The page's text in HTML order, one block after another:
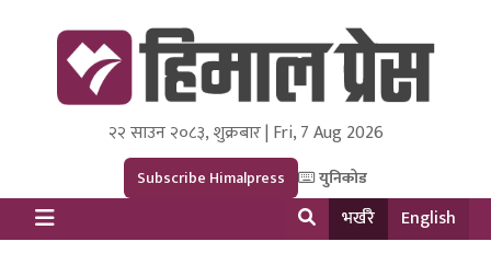
Himal Press
Dot NewsyNepal Media and Research Pvt Ltd.
२२ साउन २०८३, शुक्रबार | Fri, 7 Aug 2026
Subscribe Himalpress युनिकोड
भर्खरै English